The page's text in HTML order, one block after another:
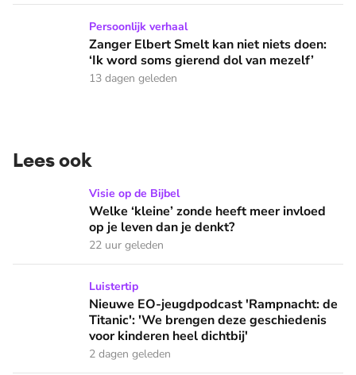
Zanger Elbert Smelt kan niet niets doen: ‘Ik word soms
Persoonlijk verhaal
Zanger Elbert Smelt kan niet niets doen:
‘Ik word soms gierend dol van mezelf’
13 dagen geleden
Lees ook
Welke ‘kleine’ zonde heeft meer invloed op je leven dan je
Visie op de Bijbel
Welke ‘kleine’ zonde heeft meer invloed
op je leven dan je denkt?
22 uur geleden
Nieuwe EO-jeugdpodcast 'Rampnacht: de Titanic': 'We
Luistertip
Nieuwe EO-jeugdpodcast 'Rampnacht: de
Titanic': 'We brengen deze geschiedenis
voor kinderen heel dichtbij'
2 dagen geleden